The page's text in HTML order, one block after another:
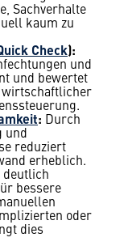
Sachverhalte
kaum zu
Check):
und
und bewertet
: Durch
und
reduziert
erheblich.
deutlich
bessere
oder
dies